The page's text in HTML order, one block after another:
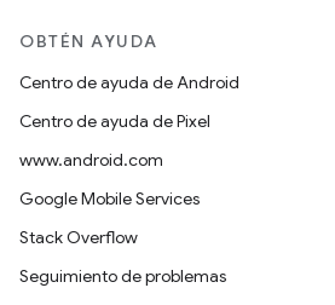
OBTÉN AYUDA
Centro de ayuda de Android
Centro de ayuda de Pixel
www.android.com
Google Mobile Services
Stack Overflow
Seguimiento de problemas